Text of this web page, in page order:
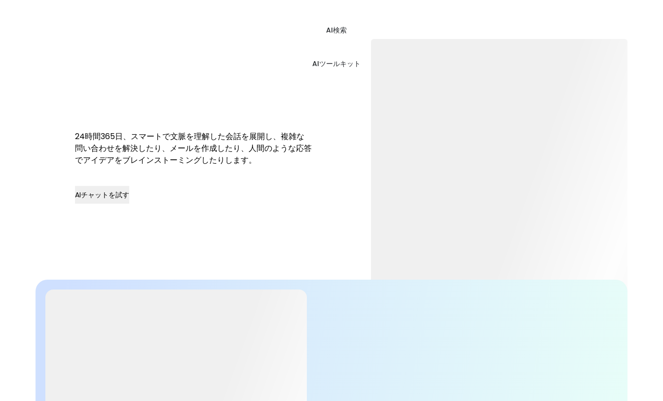
AI検索
AIツールキット
24時間365日、スマートで文脈を理解した会話を展開し、複雑な
問い合わせを解決したり、メールを作成したり、人間のような応答
でアイデアをブレインストーミングしたりします。
AIチャットを試す